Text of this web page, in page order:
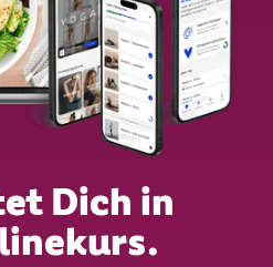
Dich in